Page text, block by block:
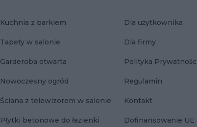
Kuchnia z barkiem
Tapety w salonie
Garderoba otwarta
Nowoczesny ogród
Ściana z telewizorem w salonie
Płytki betonowe do łazienki
Dla użytkownika
Dla firmy
Polityka
Regulamin
Kontakt
Dofinansowanie UE